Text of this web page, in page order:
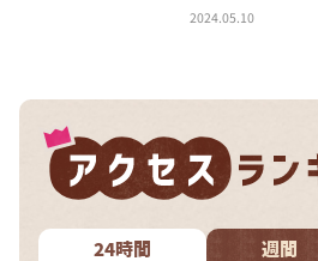
～人生密着トークバラエティ
河合＆A.B.C-Z塚田×福井アナ
（news おかえり）
DAIGOも台所 ～きょうの献立 何
本日はダイアンなり！シーズン２
2024.05.10
24時間 週間